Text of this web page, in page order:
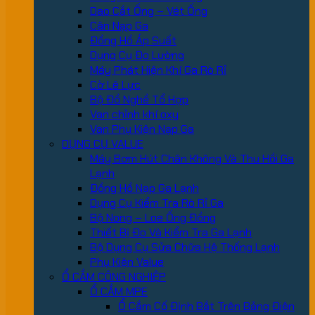
Dao Cắt Ống – Vét Ống
Cân Nạp Ga
Đồng Hồ Áp Suất
Dụng Cụ Đo Lường
Máy Phát Hiện Khí Ga Rò Rỉ
Cờ Lê Lực
Bộ Đồ Nghề Tổ Hợp
Van chỉnh khí oxy
Van Phụ Kiện Nạp Ga
DỤNG CỤ VALUE
Máy Bơm Hút Chân Không Và Thu Hồi Ga
Lạnh
Đồng Hồ Nạp Ga Lạnh
Dụng Cụ Kiểm Tra Rò Rỉ Ga
Bộ Nong – Loe Ống Đồng
Thiết Bị Đo Và Kiểm Tra Ga Lạnh
Bộ Dụng Cụ Sửa Chữa Hệ Thống Lạnh
Phụ Kiện Value
Ổ CẮM CÔNG NGHIỆP
Ổ CẮM MPE
Ổ Cắm Cố Định Bắt Trên Bảng Điện